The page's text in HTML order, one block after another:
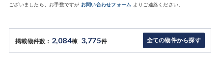
ございましたら、お手数ですが お問い合わせフォーム よりご連絡ください。
掲載物件数： 2,084棟 3,775件 全ての物件から探す